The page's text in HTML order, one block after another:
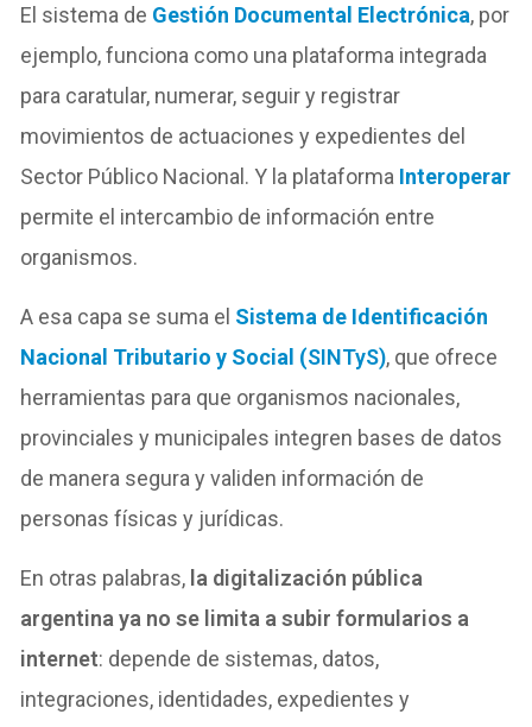
El sistema de Gestión Documental Electrónica, por
ejemplo, funciona como una plataforma integrada
para caratular, numerar, seguir y registrar
movimientos de actuaciones y expedientes del
Sector Público Nacional. Y la plataforma Interoperar
permite el intercambio de información entre
organismos.
A esa capa se suma el Sistema de Identificación
Nacional Tributario y Social (SINTyS), que ofrece
herramientas para que organismos nacionales,
provinciales y municipales integren bases de datos
de manera segura y validen información de
personas físicas y jurídicas.
En otras palabras, la digitalización pública
argentina ya no se limita a subir formularios a
internet: depende de sistemas, datos,
integraciones, identidades, expedientes y